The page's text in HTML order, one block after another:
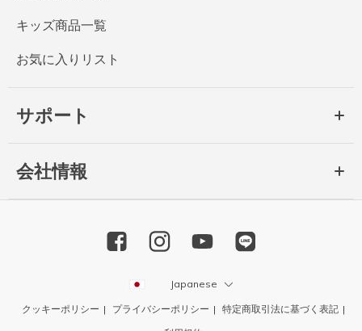
キッズ商品一覧
お気に入りリスト
サポート
会社情報
Japanese
クッキーポリシー プライバシーポリシー
特定商取引法に基づく表記